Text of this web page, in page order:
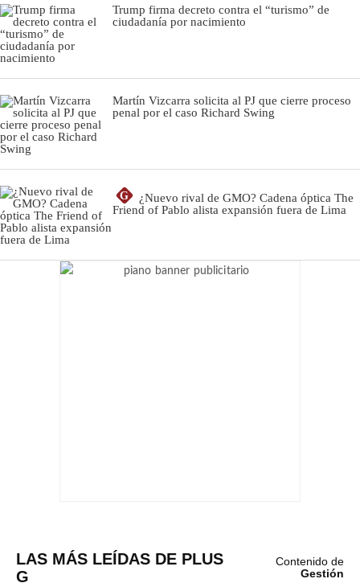
Trump firma decreto contra el “turismo” de
ciudadanía por nacimiento
Martín Vizcarra solicita al PJ que cierre proceso
penal por el caso Richard Swing
G
¿Nuevo rival de GMO? Cadena óptica The
Friend of Pablo alista expansión fuera de Lima
LAS MÁS LEÍDAS DE PLUS
G
Contenido de
Gestión